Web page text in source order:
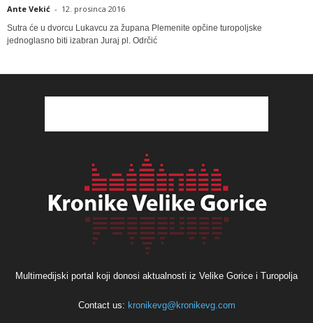
Ante Vekić - 12. prosinca 2016
Sutra će u dvorcu Lukavcu za župana Plemenite opčine turopoljske
jednoglasno biti izabran Juraj pl. Odrčić
Multimedijski portal koji donosi aktualnosti iz Velike Gorice i Turopolja
Contact us: kronikevg@kronikevg.com